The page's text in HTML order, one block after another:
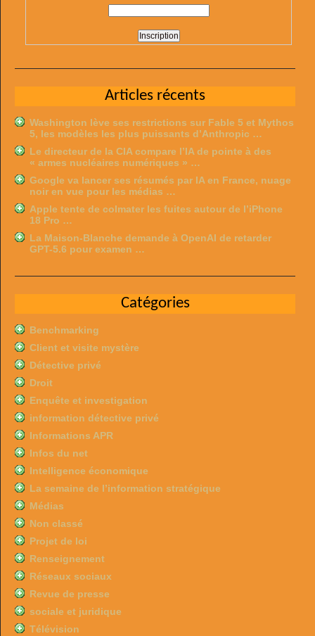
Articles récents
Washington lève ses restrictions sur Fable 5 et Mythos
5, les modèles les plus puissants d’Anthropic …
Le directeur de la CIA compare l’IA de pointe à des
« armes nucléaires numériques » …
Google va lancer ses résumés par IA en France, nuage
noir en vue pour les médias …
Apple tente de colmater les fuites autour de l’iPhone
18 Pro …
La Maison-Blanche demande à OpenAI de retarder
GPT-5.6 pour examen …
Catégories
Benchmarking
Client et visite mystère
Détective privé
Droit
Enquête et investigation
information détective privé
Informations APR
Infos du net
Intelligence économique
La semaine de l’information stratégique
Médias
Non classé
Projet de loi
Renseignement
Réseaux sociaux
Revue de presse
sociale et juridique
Télévision